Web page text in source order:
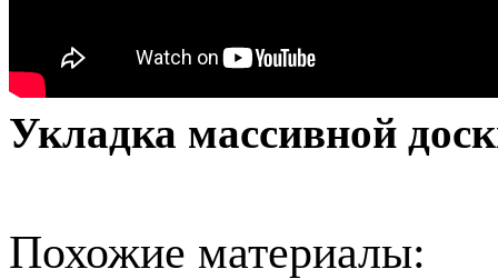
Укладка массивной
Похожие материалы: